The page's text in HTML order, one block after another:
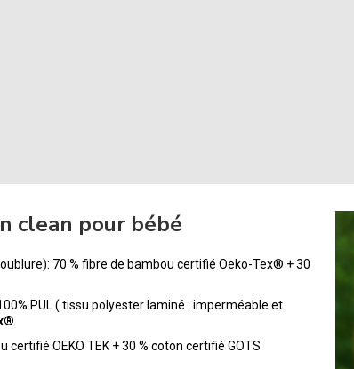
clean pour bébé
70 % fibre de bambou certifié Oeko-Tex® + 30
PUL ( tissu polyester laminé : imperméable et
certifié OEKO TEK + 30 % coton certifié GOTS